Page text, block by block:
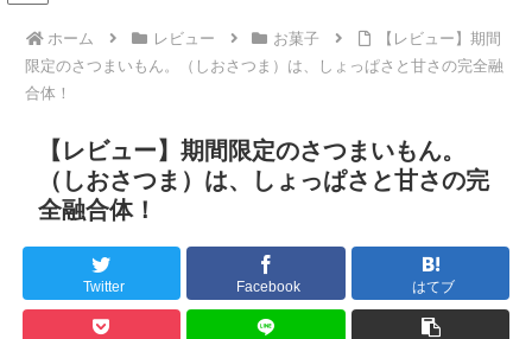
ホーム レビュー お菓子
【レビュー】期間
限定のさつまいもん。（しおさつま）は、しょっぱさと甘さの完全融
合体！
【レビュー】期間限定のさつまいもん。
（しおさつま）は、しょっぱさと甘さの完
全融合体！
Twitter Facebook はてブ